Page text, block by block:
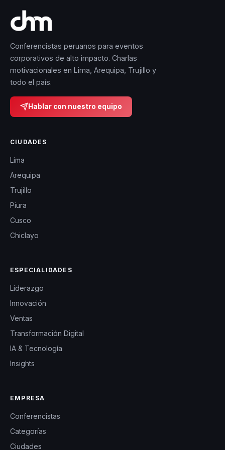
Conferencistas peruanos para eventos
corporativos de alto impacto. Charlas
motivacionales en Lima, Arequipa, Trujillo y
todo el país.
Hablar con nuestro equipo
CIUDADES
Lima
Arequipa
Trujillo
Piura
Cusco
Chiclayo
ESPECIALIDADES
Liderazgo
Innovación
Ventas
Transformación Digital
IA & Tecnología
Insights
EMPRESA
Conferencistas
Categorías
Ciudades